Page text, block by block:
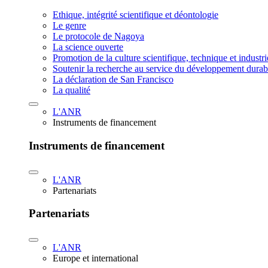
Ethique, intégrité scientifique et déontologie
Le genre
Le protocole de Nagoya
La science ouverte
Promotion de la culture scientifique, technique et
Soutenir la recherche au service du développement
La déclaration de San Francisco
La qualité
L'ANR
Instruments de financement
Instruments de financement
L'ANR
Partenariats
Partenariats
L'ANR
Europe et international